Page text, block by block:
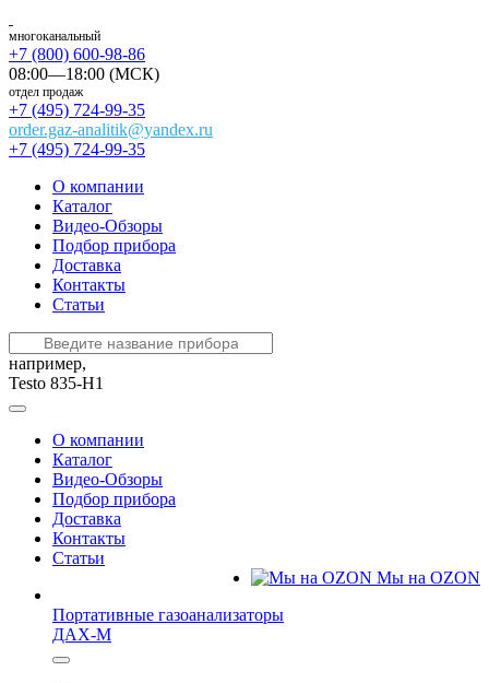
многоканальный
+7 (800) 600-98-86
08:00—18:00 (МСК)
отдел продаж
+7 (495) 724-99-35
order.gaz-analitik@yandex.ru
+7 (495) 724-99-35
О компании
Каталог
Видео-Обзоры
Подбор прибора
Доставка
Контакты
Статьи
например,
Testo 835-H1
О компании
Каталог
Видео-Обзоры
Подбор прибора
Доставка
Контакты
Статьи
Мы на OZON
Портативные газоанализаторы
ДАХ-М